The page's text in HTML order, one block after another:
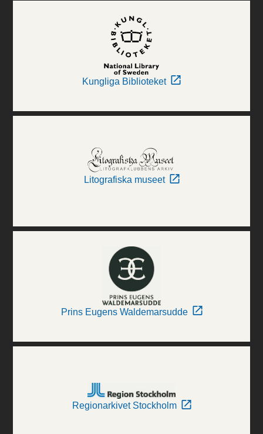
Kungliga Biblioteket
Litografiska museet
Prins Eugens Waldemarsudde
Regionarkivet Stockholm